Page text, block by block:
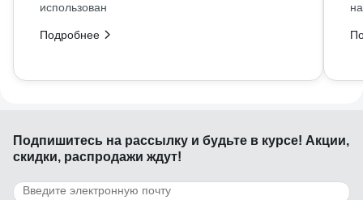
использован
Подробнее
Подпишитесь на рассылку и будьте в курсе! Акции,
скидки, распродажи ждут!